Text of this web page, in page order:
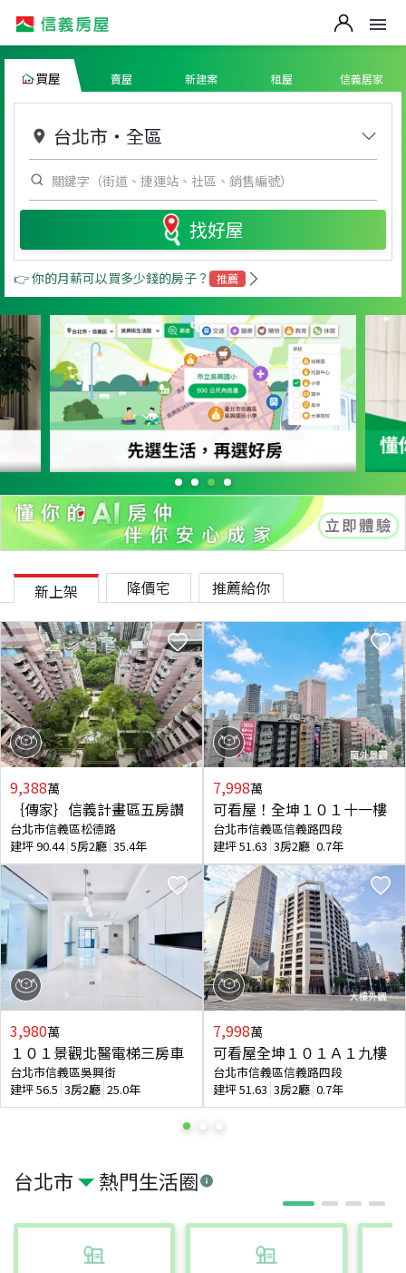
買屋 賣屋 新建案 租屋 信義居家
台北市 ・ 全區
找好屋
👉 你的月薪可以買多少錢的房子？ 推薦
台北市 熱門生活圈
新上架 降價宅 推薦給你
9,388萬
｛傳家｝信義計畫區五房讚
台北市信義區松德路
建坪90.44 5房2廳 35.4年
3,980萬
１０１景觀北醫電梯三房車
台北市信義區吳興街
建坪56.5 3房2廳 25.0年
7,998萬
可看屋！全坤１０１十一樓
台北市信義區信義路四段
建坪51.63 3房2廳 0.7年
7,998萬
可看屋全坤１０１Ａ１九樓
台北市信義區信義路四段
建坪51.63 3房2廳 0.7年